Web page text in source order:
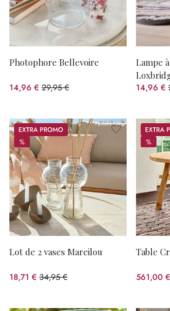
Photophore Bellevoire
14,96 € 29,95 €
(50.05%spared)
Lampe
14,96 €
Promos
%
%
Lot de 2 vases Mareilou
18,71 € 34,95 €
(46.47%spared)
Promos
%
%
Table
561,00 €